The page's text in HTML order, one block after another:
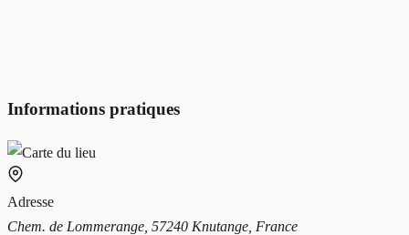
Informations pratiques
Adresse
Chem. de Lommerange, 57240 Knutange, France